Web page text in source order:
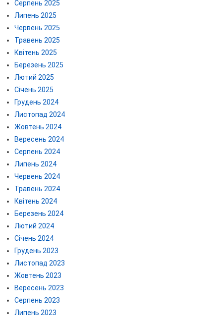
Серпень 2025
Липень 2025
Червень 2025
Травень 2025
Квітень 2025
Березень 2025
Лютий 2025
Січень 2025
Грудень 2024
Листопад 2024
Жовтень 2024
Вересень 2024
Серпень 2024
Липень 2024
Червень 2024
Травень 2024
Квітень 2024
Березень 2024
Лютий 2024
Січень 2024
Грудень 2023
Листопад 2023
Жовтень 2023
Вересень 2023
Серпень 2023
Липень 2023